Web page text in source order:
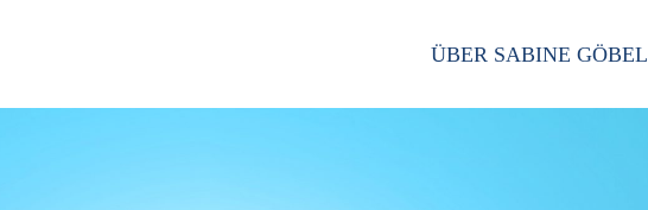
ÜBER SABINE GÖBEL